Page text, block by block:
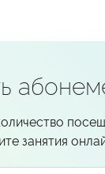
занятия